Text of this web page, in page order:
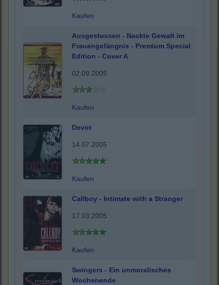
Kaufen
Ausgestossen - Nackte Gewalt im
Frauengefängnis - Premium Special
Edition - Cover A
02.09.2005
Kaufen
Devot
14.07.2005
Kaufen
Callboy - Intimate with a Stranger
17.03.2005
Kaufen
Swingers - Ein unmoralisches
Wochenende